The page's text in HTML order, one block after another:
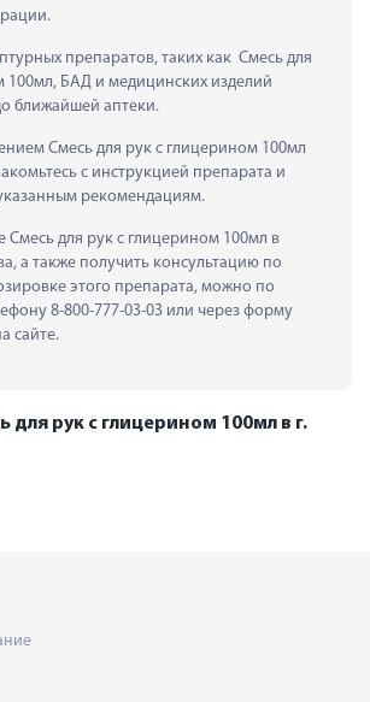
препаратов, таких как  Смесь для
100мл, БАД и медицинских изделий
ближайшей аптеки.
Смесь для рук с глицерином 100мл
с инструкцией препарата и
рекомендациям.
Смесь для рук с глицерином 100мл в
а также получить консультацию по
этого препарата, можно по
8-800-777-03-03 или через форму
сайте.
для рук с глицерином 100мл в г.